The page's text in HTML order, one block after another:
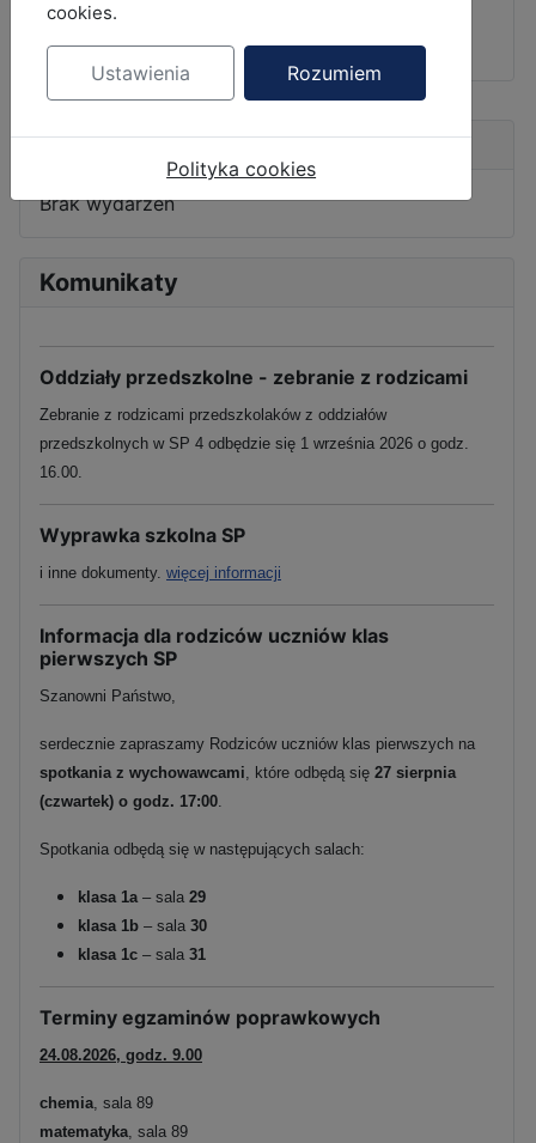
Nadchodzące wydarzenia
Brak wydarzeń
Komunikaty
Oddziały przedszkolne - zebranie z rodzicami
Zebranie z rodzicami przedszkolaków z oddziałów
przedszkolnych w SP 4 odbędzie się 1 września 2026 o godz.
16.00.
Wyprawka szkolna SP
i inne dokumenty. więcej informacji
Informacja dla rodziców uczniów klas
pierwszych SP
Szanowni Państwo,
serdecznie zapraszamy Rodziców uczniów klas pierwszych na
spotkania z wychowawcami, które odbędą się 27 sierpnia
(czwartek) o godz. 17:00.
Spotkania odbędą się w następujących salach:
klasa 1a– sala 29
klasa 1b – sala 30
klasa 1c – sala 31
Terminy egzaminów poprawkowych
24.08.2026, godz. 9.00
chemia, sala 89
matematyka, sala 89
cookies.
Ustawienia Rozumiem
Polityka cookies